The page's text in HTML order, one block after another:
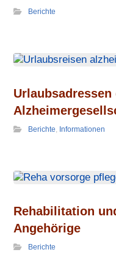
Berichte
Urlaubs­adressen
Berichte, Informationen
Rehabili­tation
Angehörige
Berichte